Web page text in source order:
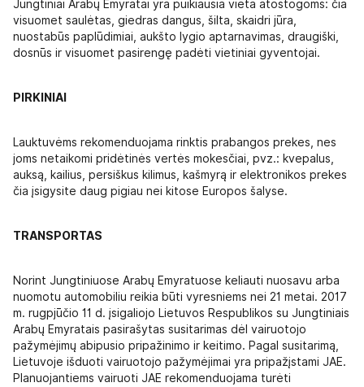
Jungtiniai Arabų Emyratai yra puikiausia vieta atostogoms: čia
visuomet saulėtas, giedras dangus, šilta, skaidri jūra,
nuostabūs paplūdimiai, aukšto lygio aptarnavimas, draugiški,
dosnūs ir visuomet pasirengę padėti vietiniai gyventojai.
PIRKINIAI
Lauktuvėms rekomenduojama rinktis prabangos prekes, nes
joms netaikomi pridėtinės vertės mokesčiai, pvz.: kvepalus,
auksą, kailius, persiškus kilimus, kašmyrą ir elektronikos prekes
čia įsigysite daug pigiau nei kitose Europos šalyse.
TRANSPORTAS
Norint Jungtiniuose Arabų Emyratuose keliauti nuosavu arba
nuomotu automobiliu reikia būti vyresniems nei 21 metai. 2017
m. rugpjūčio 11 d. įsigaliojo Lietuvos Respublikos su Jungtiniais
Arabų Emyratais pasirašytas susitarimas dėl vairuotojo
pažymėjimų abipusio pripažinimo ir keitimo. Pagal susitarimą,
Lietuvoje išduoti vairuotojo pažymėjimai yra pripažįstami JAE.
Planuojantiems vairuoti JAE rekomenduojama turėti